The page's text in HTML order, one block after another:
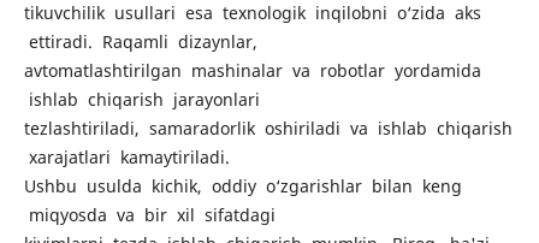
tikuvchilik usullari esa texnologik inqilobni o‘zida aks
ettiradi. Raqamli dizaynlar,
avtomatlashtirilgan mashinalar va robotlar yordamida
ishlab chiqarish jarayonlari
tezlashtiriladi, samaradorlik oshiriladi va ishlab chiqarish
xarajatlari kamaytiriladi.
Ushbu usulda kichik, oddiy o‘zgarishlar bilan keng
miqyosda va bir xil sifatdagi